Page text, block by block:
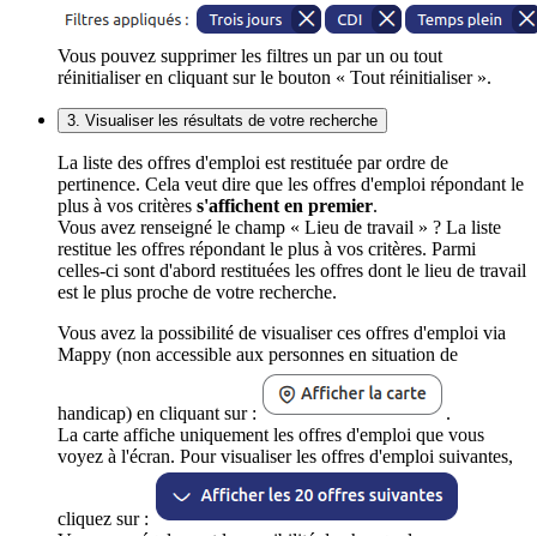
Vous pouvez supprimer les filtres un par un ou tout
réinitialiser en cliquant sur le bouton « Tout réinitialiser ».
3. Visualiser les résultats de votre recherche
La liste des offres d'emploi est restituée par ordre de
pertinence. Cela veut dire que les offres d'emploi répondant le
plus à vos critères s'affichent en premier.
Vous avez renseigné le champ « Lieu de travail » ? La liste
restitue les offres répondant le plus à vos critères. Parmi
celles-ci sont d'abord restituées les offres dont le lieu de travail
est le plus proche de votre recherche.
Vous avez la possibilité de visualiser ces offres d'emploi via
Mappy (non accessible aux personnes en situation de
handicap) en cliquant sur :
.
La carte affiche uniquement les offres d'emploi que vous
voyez à l'écran. Pour visualiser les offres d'emploi suivantes,
cliquez sur :